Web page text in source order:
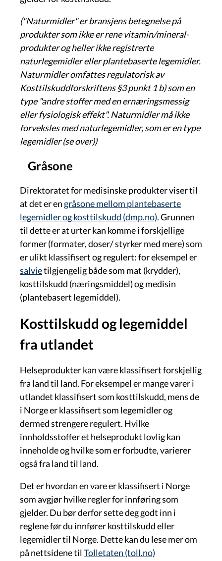
("Naturmidler" er bransjens betegnelse på
produkter som ikke er rene vitamin/mineral-
produkter og heller ikke registrerte
naturlegemidler eller plantebaserte legemidler.
Naturmidler omfattes regulatorisk av
Kosttilskuddforskriftens §3 punkt 1 b) som en
type "andre stoffer med en ernæringsmessig
eller fysiologisk effekt". Naturmidler må ikke
forveksles med naturlegemidler, som er en type
legemidler (se over))
Gråsone
Direktoratet for medisinske produkter viser til
at det er en gråsone mellom plantebaserte
legemidler og kosttilskudd (dmp.no). Grunnen
til dette er at urter kan komme i forskjellige
former (formater, doser/ styrker med mere) som
er ulikt klassifisert og regulert: for eksempel er
salvietilgjengelig både som mat (krydder),
kosttilskudd (næringsmiddel) og medisin
(plantebasert legemiddel).
Kosttilskudd og legemiddel
fra utlandet
Helseprodukter kan være klassifisert forskjellig
fra land til land. For eksempel er mange varer i
utlandet klassifisert som kosttilskudd, mens de
i Norge er klassifisert som legemidler og
dermed strengere regulert. Hvilke
innholdsstoffer et helseprodukt lovlig kan
inneholde og hvilke som er forbudte, varierer
også fra land til land.
Det er hvordan en vare er klassifisert i Norge
som avgjør hvilke regler for innføring som
gjelder. Du bør derfor sette deg godt inn i
reglene før du innfører kosttilskudd eller
legemidler til Norge. Dette kan du lese mer om
på nettsidene tilTolletaten (toll.no)